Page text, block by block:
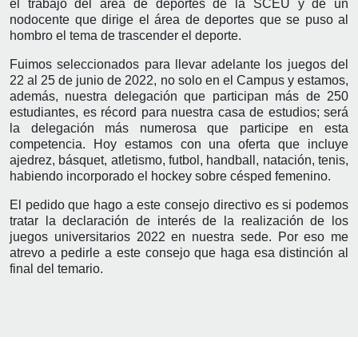
el trabajo del área de deportes de la SCEU y de un
nodocente que dirige el área de deportes que se puso al
hombro el tema de trascender el deporte.
Fuimos seleccionados para llevar adelante los juegos del
22 al 25 de junio de 2022, no solo en el Campus y estamos,
además, nuestra delegación que participan más de 250
estudiantes, es récord para nuestra casa de estudios; será
la delegación más numerosa que participe en esta
competencia. Hoy estamos con una oferta que incluye
ajedrez, básquet, atletismo, futbol, handball, natación, tenis,
habiendo incorporado el hockey sobre césped femenino.
El pedido que hago a este consejo directivo es si podemos
tratar la declaración de interés de la realización de los
juegos universitarios 2022 en nuestra sede. Por eso me
atrevo a pedirle a este consejo que haga esa distinción al
final del temario.